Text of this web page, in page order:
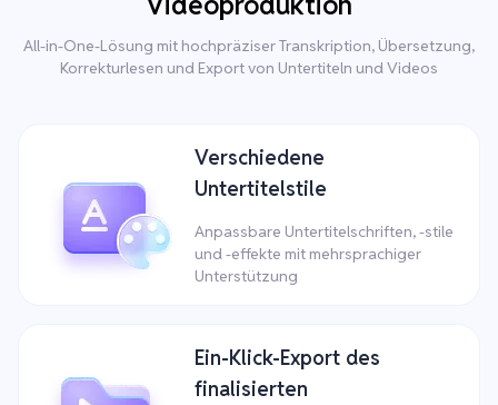
All-in-One-Lösung mit hochpräziser Transkription, Übersetzung,
Korrekturlesen und Export von Untertiteln und Videos
Verschiedene
Untertitelstile
Anpassbare Untertitelschriften, -stile
und -effekte mit mehrsprachiger
Unterstützung
Ein-Klick-Export des
finalisierten